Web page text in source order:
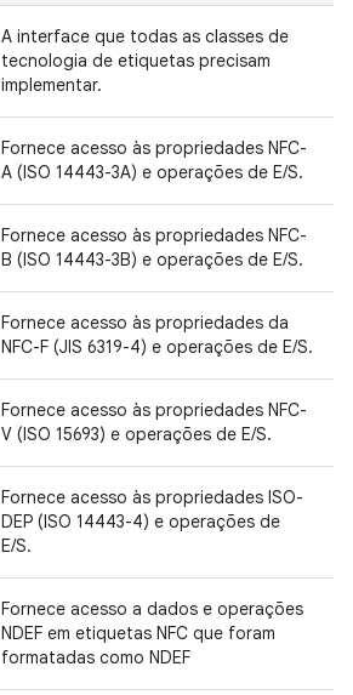
A interface que todas as classes de
tecnologia de etiquetas precisam
implementar.
Fornece acesso às propriedades NFC-
A (ISO 14443-3A) e operações de E/S.
Fornece acesso às propriedades NFC-
B (ISO 14443-3B) e operações de E/S.
Fornece acesso às propriedades da
NFC-F (JIS 6319-4) e operações de E/S.
Fornece acesso às propriedades NFC-
V (ISO 15693) e operações de E/S.
Fornece acesso às propriedades ISO-
DEP (ISO 14443-4) e operações de
E/S.
Fornece acesso a dados e operações
NDEF em etiquetas NFC que foram
formatadas como NDEF